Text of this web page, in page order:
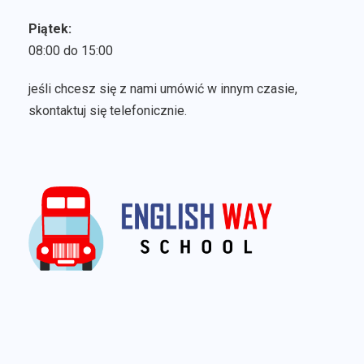
Piątek:
08:00 do 15:00
jeśli chcesz się z nami umówić w innym czasie,
skontaktuj się telefonicznie.